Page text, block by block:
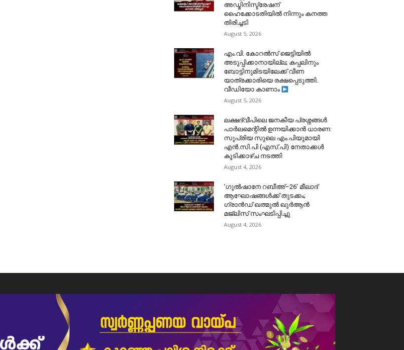
അഡ്മിനിസ്ട്രേഷന്
ഹൈക്കോടതിയിൽ നിന്നും കനത്ത
തിരിച്ചടി
August 5, 2026
​എം.വി. കോറൽസ് ജെട്ടിയിൽ
അടുപ്പിക്കാനായില്ല; കപ്പലിനും
ബോട്ടിനുമിടയിലേക്ക് വീണ
യാത്രക്കാരിയെ രക്ഷപ്പെടുത്തി.
വീഡിയോ കാണാം
August 5, 2026
ലക്ഷദ്വീപിലെ ജനകീയ പ്രശ്നങ്ങൾ
പാർലമെന്റിൽ ഉന്നയിക്കാൻ ധാരണ:
സുപ്രിയ സുലെ എം.പിയുമായി
എൻ.സി.പി (എസ്.പി) നേതാക്കൾ
കൂടിക്കാഴ്ച നടത്തി
August 4, 2026
‘ഗുൽഷാനേ റബീഅ്–26’ മീലാദ്
ആഘോഷങ്ങൾക്ക് തുടക്കം;
ഗ്രാൻഡ് ഖത്മുൽ ഖുർആൻ
മജ്‌ലിസ് സംഘടിപ്പിച്ചു
August 4, 2026